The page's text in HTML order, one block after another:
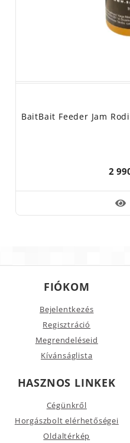
BaitBait Feeder Jam
2
FIÓKOM
Bejelentkezés
Regisztráció
Megrendeléseid
Kívánságlista
HASZNOS LINKEK
Cégünkről
Horgászbolt elérhetőségei
Oldaltérkép